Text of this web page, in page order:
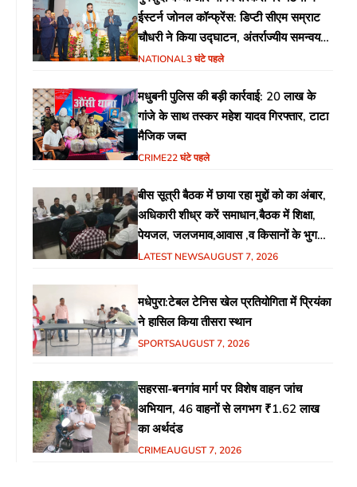
ईस्टर्न जोनल कॉन्फ्रेंस: डिप्टी सीएम सम्राट
चौधरी ने किया उद्घाटन, अंतर्राज्यीय समन्वय
पर जोर
NATIONAL3 घंटे पहले
मधुबनी पुलिस की बड़ी कार्रवाई: 20 लाख के
गांजे के साथ तस्कर महेश यादव गिरफ्तार, टाटा
मैजिक जब्त
CRIME22 घंटे पहले
बीस सूत्री बैठक में छाया रहा मुद्दों को का अंबार,
अधिकारी शीध्र करें समाधान,बैठक में शिक्षा,
पेयजल, जलजमाव,आवास ,व किसानों के भुगतान
का उठा मुद्दा
LATEST NEWSAUGUST 7, 2026
मधेपुरा:टेबल टेनिस खेल प्रतियोगिता में प्रियंका
ने हासिल किया तीसरा स्थान
SPORTSAUGUST 7, 2026
सहरसा-बनगांव मार्ग पर विशेष वाहन जांच
अभियान, 46 वाहनों से लगभग ₹1.62 लाख
का अर्थदंड
CRIMEAUGUST 7, 2026